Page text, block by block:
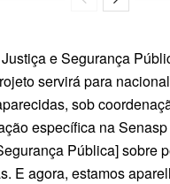
e Segurança
servirá para
sob
específica na
Pública] sobre
E agora, estamos